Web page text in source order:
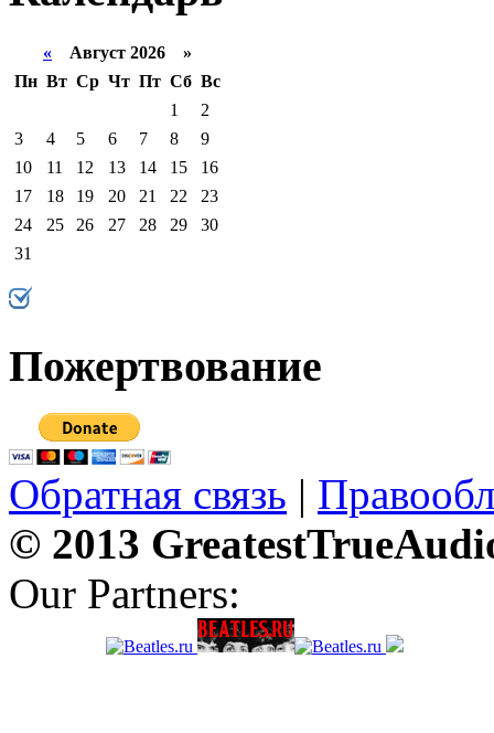
« Август 2026 »
Пн Вт Ср Чт Пт Сб Вс
1
2
3
4 5 6 7 8
9
10
11 12 13 14 15
16
17
18 19 20 21 22
23
24
25 26 27 28 29
30
31
Пожертвование
Обратная связь |
© 2013
Our Partners: